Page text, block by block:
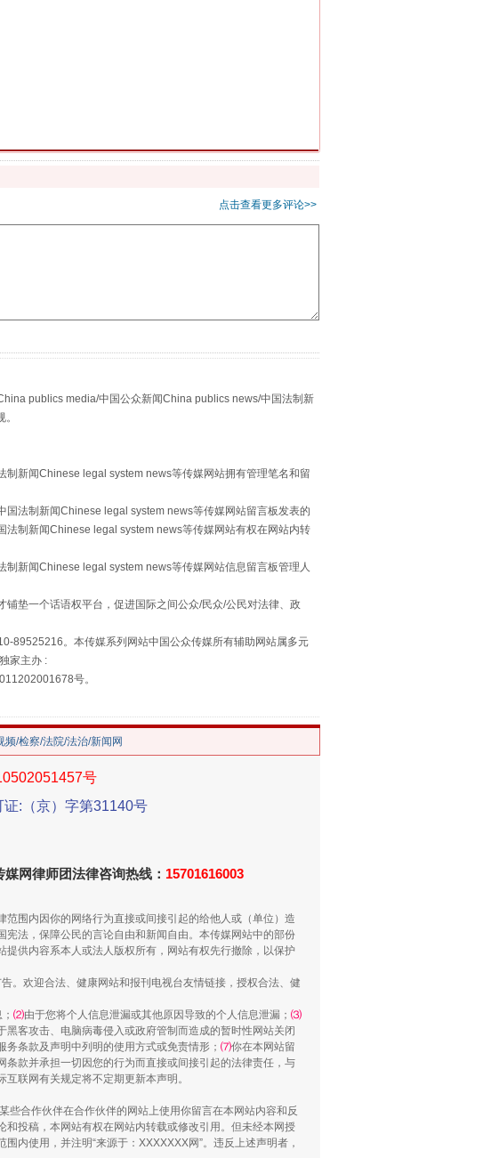
“谁都不怕”的他落马了
“神药”背后的真相
点击查看更多评论>>
publics media/中国公众新闻China publics news/中国法制新
新闻Chinese legal system news等传媒网站拥有管理笔名和留
法制新闻Chinese legal system news等传媒网站留言板发表的
制新闻Chinese legal system news等传媒网站有权在网站内转
新闻Chinese legal system news等传媒网站信息留言板管理人
垫一个话语权平台，促进国际之间公众/民众/公民对法律、政
89525216。本传媒系列网站中国公众传媒所有辅助网站属多元
家主办 :
号。
频/检察/法院/法治/新闻网
号
:（京）字第31140号
网律师团法律咨询热线： 15701616003
围内因你的网络行为直接或间接引起的给他人或（单位）造
法，保障公民的言论自由和新闻自由。本传媒网站中的部份
供内容系本人或法人版权所有，网站有权先行撤除，以保护
。欢迎合法、健康网站和报刊电视台友情链接，授权合法、健
⑵由于您将个人信息泄漏或其他原因导致的个人信息泄漏； ⑶
黑客攻击、电脑病毒侵入或政府管制而造成的暂时性网站关闭
务条款及声明中列明的使用方式或免责情形； ⑺你在本网站留
款并承担一切因您的行为而直接或间接引起的法律责任，与
联网有关规定将不定期更新本声明。
些合作伙伴在合作伙伴的网站上使用你留言在本网站内容和反
投稿，本网站有权在网站内转载或修改引用。但未经本网授
内使用，并注明“来源于：XXXXXXX网”。违反上述声明者，